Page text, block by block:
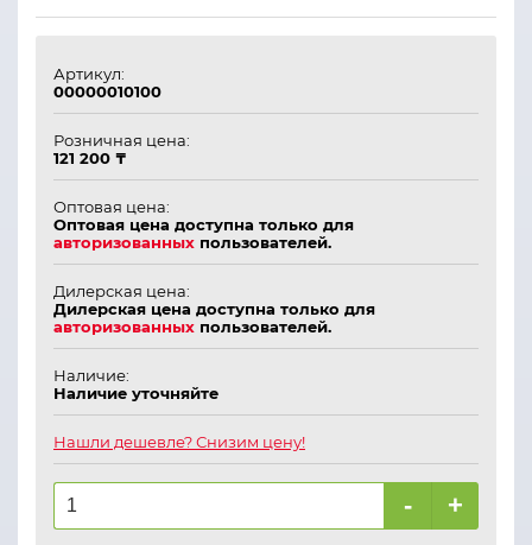
Артикул:
00000010100
Розничная цена:
121 200 ₸
Оптовая цена:
Оптовая цена доступна только для
авторизованных пользователей.
Дилерская цена:
Дилерская цена доступна только для
авторизованных пользователей.
Наличие:
Наличие уточняйте
Нашли дешевле? Снизим цену!
- +